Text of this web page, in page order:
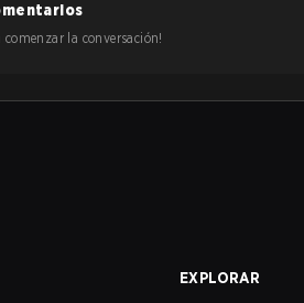
la conversación!
EXPLORAR